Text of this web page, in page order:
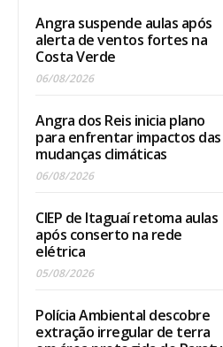
Angra suspende aulas após
alerta de ventos fortes na
Costa Verde
06/08/2026
Angra dos Reis inicia plano
para enfrentar impactos das
mudanças climáticas
06/08/2026
CIEP de Itaguaí retoma aulas
após conserto na rede
elétrica
05/08/2026
Polícia Ambiental descobre
extração irregular de terra